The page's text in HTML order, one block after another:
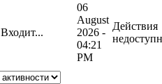
Входит...
06
August
2026 -
04:21
PM
Действия